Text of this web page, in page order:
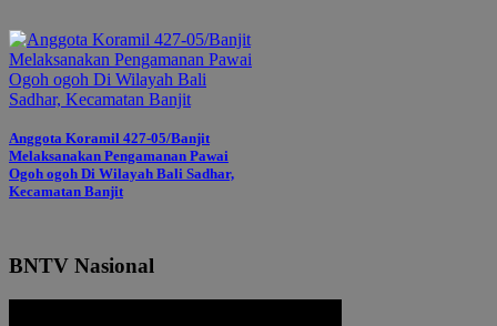
Anggota Koramil 427-05/Banjit
Melaksanakan Pengamanan Pawai
Ogoh ogoh Di Wilayah Bali Sadhar,
Kecamatan Banjit
BNTV Nasional